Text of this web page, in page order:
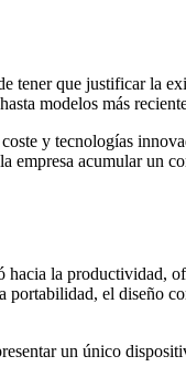
que justificar la
modelos más
y tecnologías
acumular un
la productividad,
el diseño
un único